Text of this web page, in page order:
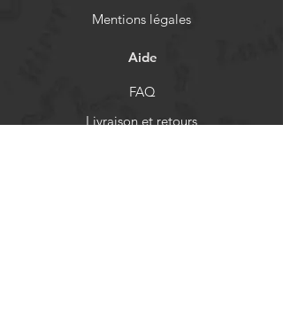
Mentions légales
Aide
FAQ
Livraison et retours